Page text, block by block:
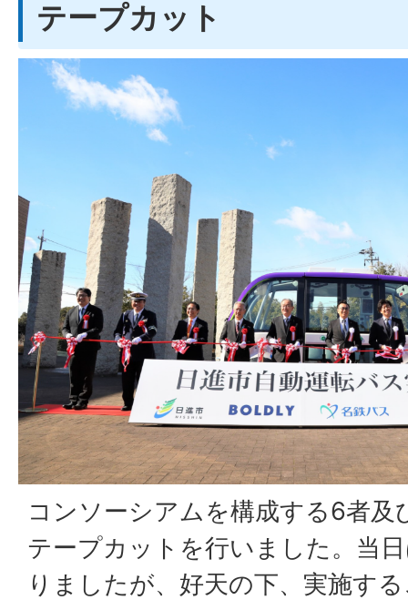
テープカット
コンソーシアムを構成する6者
テープカットを行いました。当
りましたが、好天の下、実施す